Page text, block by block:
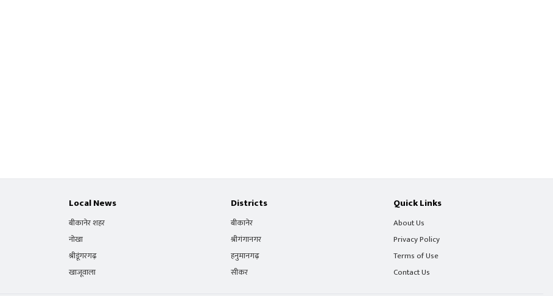
Local News
बीकानेर शहर
नोखा
श्रीडूंगरगढ़
खाजूवाला
Districts
बीकानेर
श्रीगंगानगर
हनुमानगढ़
सीकर
Quick Links
About Us
Privacy Policy
Terms of Use
Contact Us